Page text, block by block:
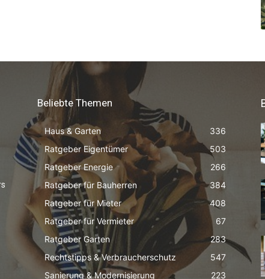
Beliebte Themen
Haus & Garten
336
Ratgeber Eigentümer
503
Ratgeber Energie
266
Ratgeber für Bauherren
384
Ratgeber für Mieter
408
Ratgeber für Vermieter
67
Ratgeber Garten
283
Rechtstipps & Verbraucherschutz
547
Sanierung & Modernisierung
223